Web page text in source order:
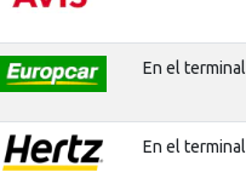
En el terminal
En el terminal